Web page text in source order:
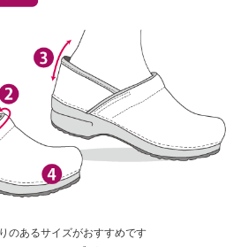
のあるサイズがおすすめです